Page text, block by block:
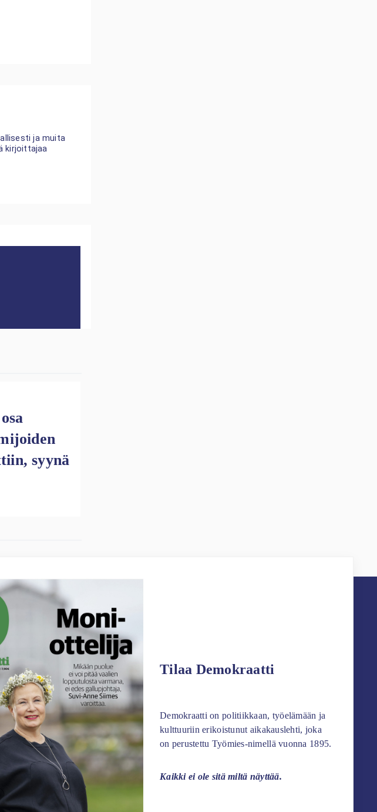
ja muita
kirjoittajaa
syynä
Tilaa Demokraatti
Demokraatti on politiikkaan, työelämään ja
kulttuuriin erikoistunut aikakauslehti, joka
on perustettu Työmies-nimellä vuonna 1895.
Kaikki ei ole sitä miltä näyttää.